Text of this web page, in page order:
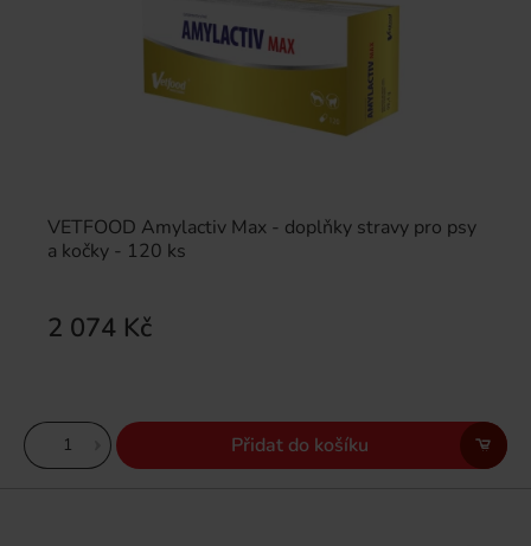
VETFOOD Amylactiv Max - doplňky stravy pro psy
a kočky - 120 ks
2 074 Kč
Přidat do košíku